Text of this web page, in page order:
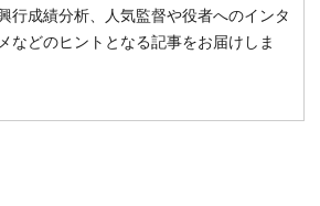
行成績分析、人気監督や役者へのインタ
などのヒントとなる記事をお届けしま